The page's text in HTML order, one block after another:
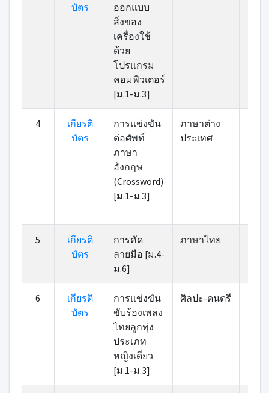
บัตร
ออกแบบ
สิ่งของ
เครื่องใช้
ด้วย
โปรแกรม
คอมพิวเตอร์
[ม.1-ม.3]
4
เกียรติ
บัตร
การแข่งขัน
ต่อศัพท์
ภาษา
อังกฤษ
(Crossword)
[ม.1-ม.3]
ภาษาต่าง
ประเทศ
5
เกียรติ
บัตร
การคัด
ลายมือ [ม.4-
ม.6]
ภาษาไทย
6
เกียรติ
บัตร
การแข่งขัน
ขับร้องเพลง
ไทยลูกทุ่ง
ประเภท
หญิงเดี่ยว
[ม.1-ม.3]
ศิลปะ-ดนตรี